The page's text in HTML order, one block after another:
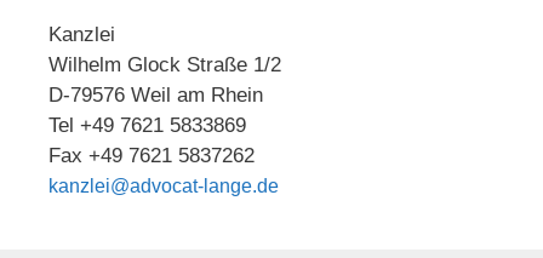
Kanzlei
Wilhelm Glock Straße 1/2
D-79576 Weil am Rhein
Tel +49 7621 5833869
Fax +49 7621 5837262
kanzlei@advocat-lange.de